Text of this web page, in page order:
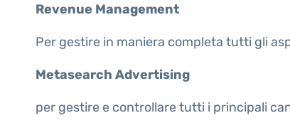
Revenue Management
Per gestire in maniera completa tutti gli
Metasearch Advertising
per gestire e controllare tutti i principali